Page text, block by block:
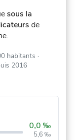
sous la
de
habitants ·
2016
0,0 ‰
5,6 ‰